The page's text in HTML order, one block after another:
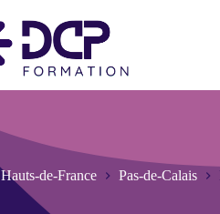
Hauts-de-France Pas-de-Calais